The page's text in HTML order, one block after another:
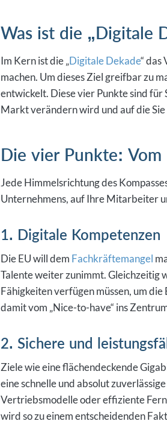
Was ist die „Digitale
Im Kern ist die „ Digitale Dekade“ das
machen. Um dieses Ziel greifbar zu
entwickelt. Diese vier Punkte sind für
Markt verändern wird und auf die
Die vier Punkte:
Jede Himmelsrichtung des
Unternehmens, auf Ihre Mitarbeiter
1. Digitale Kompetenzen
Die EU will dem Fachkräftemangel
Talente weiter zunimmt. Gleichzeitig
Fähigkeiten verfügen müssen, um
damit vom „Nice-to-have“ ins
2. Sichere und
Ziele wie eine flächendeckende
eine schnelle und absolut
Vertriebsmodelle oder effiziente
wird so zu einem entscheidenden